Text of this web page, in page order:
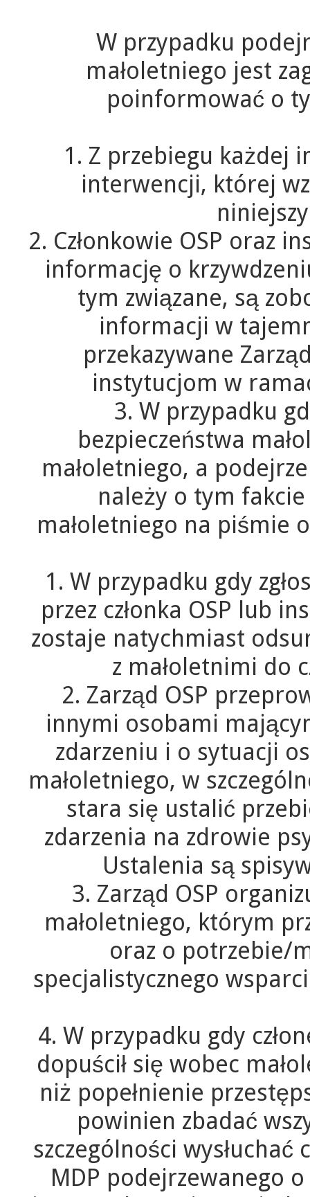
W przypadku
małoletniego jest
poinformować o
1. Z przebiegu każdej
interwencji, której
2. Członkowie OSP oraz
informację o
tym związane, są
informacji w
przekazywane
instytucjom w
3. W przypadku
bezpieczeństwa
małoletniego, a
należy o tym
małoletniego na piśmie
1. W przypadku gdy
przez członka OSP lub
zostaje natychmiast
z małoletnimi do
2. Zarząd OSP
innymi osobami
zdarzeniu i o sytuacji
małoletniego, w
stara się ustalić
zdarzenia na zdrowie
Ustalenia są
3. Zarząd OSP
małoletniego, którym
oraz o potrzebie/
specjalistycznego
4. W przypadku gdy
dopuścił się wobec
niż popełnienie
powinien zbadać
szczególności wysłuchać
MDP podejrzewanego